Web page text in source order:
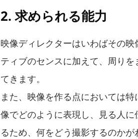
2. 求められる能力
映像ディレクターはいわばその
ティブのセンスに加えて、周り
てきます。
また、映像を作る点においては
像でどのように表現し、見る人
るため、何をどう撮影するのか